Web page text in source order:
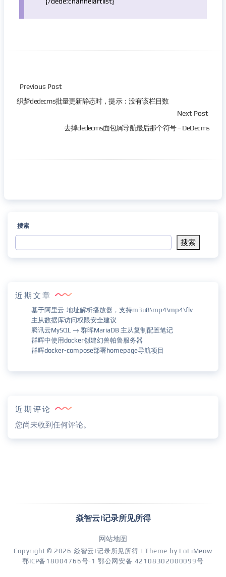
Previous Post
织梦dedecms批量更新静态时，提示：没有该栏目数
Next Post
去掉dedecms面包屑导航最后那个符号 – DeDecms
搜索
搜索
近期文章
基于阿里云-地址解析播放器，支持m3u8\mp4\mp4\flv
主从数据库访问权限安全建议
腾讯云MySQL → 群晖MariaDB 主从复制配置笔记
群晖中使用docker创建幻兽帕鲁服务器
群晖docker-compose部署homepage导航项目
近期评论
您尚未收到任何评论。
焱智云|记录所见所得
网站地图
Copyright © 2026 焱智云|记录所见所得 | Theme by LoLiMeow
鄂ICP备18004766号-1 鄂公网安备 42108302000099号